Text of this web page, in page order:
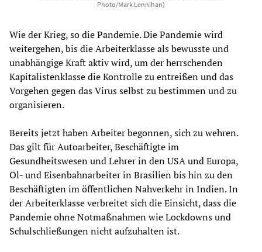
Photo/Mark Lennihan)
Wie der Krieg, so die Pandemie. Die Pandemie wird
weitergehen, bis die Arbeiterklasse als bewusste und
unabhängige Kraft aktiv wird, um der herrschenden
Kapitalistenklasse die Kontrolle zu entreißen und das
Vorgehen gegen das Virus selbst zu bestimmen und zu
organisieren.
Bereits jetzt haben Arbeiter begonnen, sich zu wehren.
Das gilt für Autoarbeiter, Beschäftigte im
Gesundheitswesen und Lehrer in den USA und Europa,
Öl- und Eisenbahnarbeiter in Brasilien bis hin zu den
Beschäftigten im öffentlichen Nahverkehr in Indien. In
der Arbeiterklasse verbreitet sich die Einsicht, dass die
Pandemie ohne Notmaßnahmen wie Lockdowns und
Schulschließungen nicht aufzuhalten ist.